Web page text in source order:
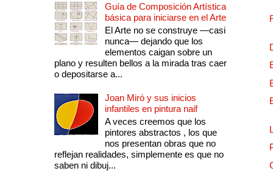
Guía de Composición Artística
básica para iniciarse en el Arte
El Arte no se construye —casi
nunca— dejando que los
elementos caigan sobre un
plano y resulten bellos a la mirada tras caer
o depositarse a...
Joan Miró y sus inicios
infantiles en pintura naif
A veces creemos que los
pintores abstractos , los que
nos presentan obras que no
reflejan realidades, simplemente es que no
saben ni dibuj...